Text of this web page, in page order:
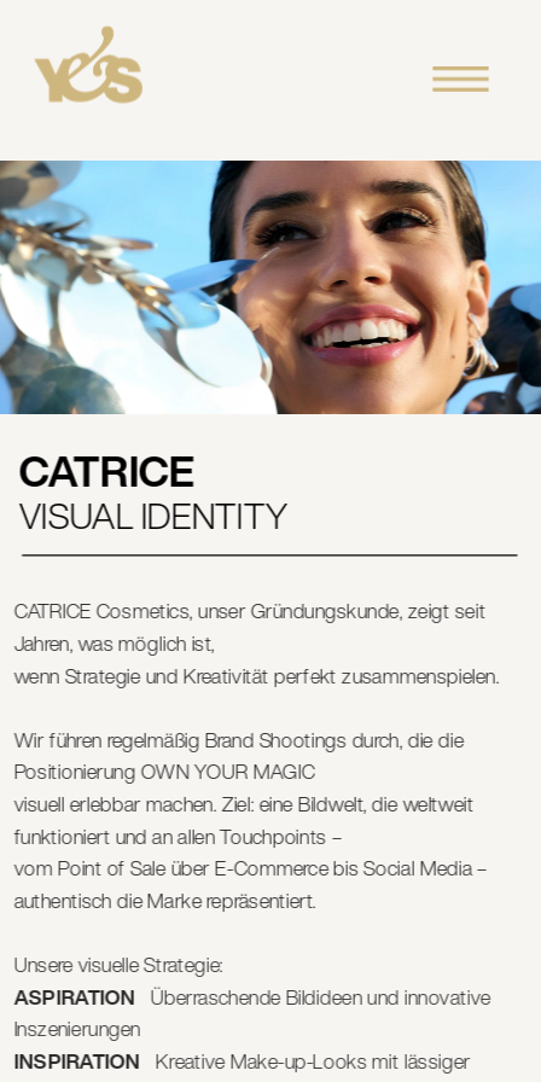
CATRICE
VISUAL IDENTITY
CATRICE Cosmetics, unser Gründungskunde, zeigt seit
Jahren, was möglich ist,
wenn Strategie und Kreativität perfekt zusammenspielen.
Wir führen regelmäßig Brand Shootings durch, die die
Positionierung OWN YOUR MAGIC
visuell erlebbar machen. Ziel: eine Bildwelt, die weltweit
funktioniert und an allen Touchpoints –
vom Point of Sale über E-Commerce bis Social Media –
authentisch die Marke repräsentiert.
Unsere visuelle Strategie:
ASPIRATION
   Überraschende Bildideen und innovative
Inszenierungen
INSPIRATION
  Kreative Make-up-Looks mit lässiger